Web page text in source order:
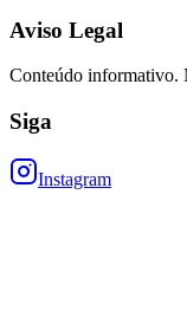
Aviso Legal
Conteúdo informativo.
Siga
Instagram